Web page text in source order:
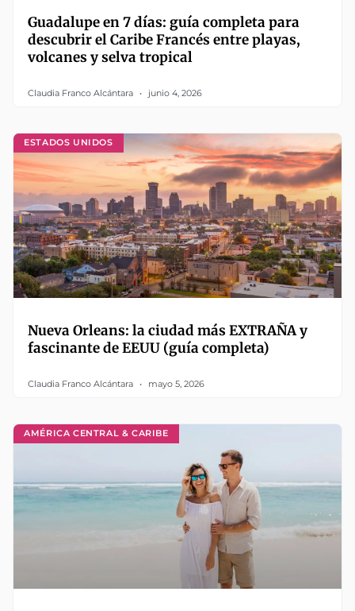
Guadalupe en 7 días: guía completa para
descubrir el Caribe Francés entre playas,
volcanes y selva tropical
Claudia Franco Alcántara junio 4, 2026
ESTADOS UNIDOS
Nueva Orleans: la ciudad más EXTRAÑA y
fascinante de EEUU (guía completa)
Claudia Franco Alcántara mayo 5, 2026
AMÉRICA CENTRAL & CARIBE